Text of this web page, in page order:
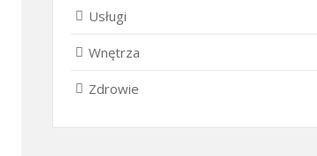
Usługi
Wnętrza
Zdrowie